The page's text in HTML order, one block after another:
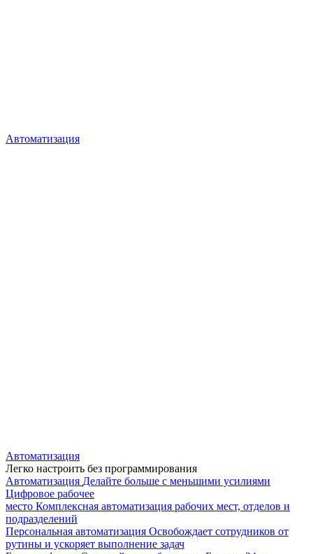
Автоматизация
Автоматизация
Легко настроить без программирования
Автоматизация Делайте больше с меньшими усилиями
Цифровое рабочее
место Комплексная автоматизация рабочих мест, отделов и
подразделений
Персональная автоматизация Освобождает сотрудников от
рутины и ускоряет выполнение задач